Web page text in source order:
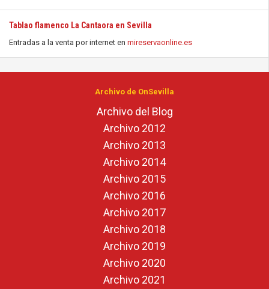
Tablao flamenco La Cantaora en Sevilla
Entradas a la venta por internet en mireservaonline.es
Archivo de OnSevilla
Archivo del Blog
Archivo 2012
Archivo 2013
Archivo 2014
Archivo 2015
Archivo 2016
Archivo 2017
Archivo 2018
Archivo 2019
Archivo 2020
Archivo 2021